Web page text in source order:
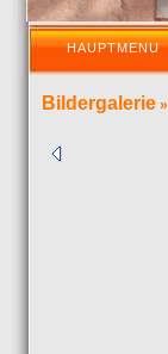
HAUPTMENU
Bildergalerie »